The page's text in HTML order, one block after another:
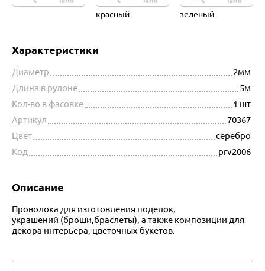
красный зеленый
Характеристики
Диаметр
2мм
Длина в рулоне
5м
Кол-во в фасовке
1 шт
Артикул
70367
Цвет
серебро
Код
prv2006
Описание
Проволока для изготовления поделок,
украшений (броши,браслеты), а также композиции для
декора интерьера, цветочных букетов.